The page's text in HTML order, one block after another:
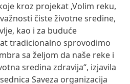
kroz projekat ,Volim reku,
čiste životne sredine,
kao i za buduće
tradicionalno sprovodimo
sa željom da naše reke i
sredina zdravija“, izjavila
Saveza organizacija